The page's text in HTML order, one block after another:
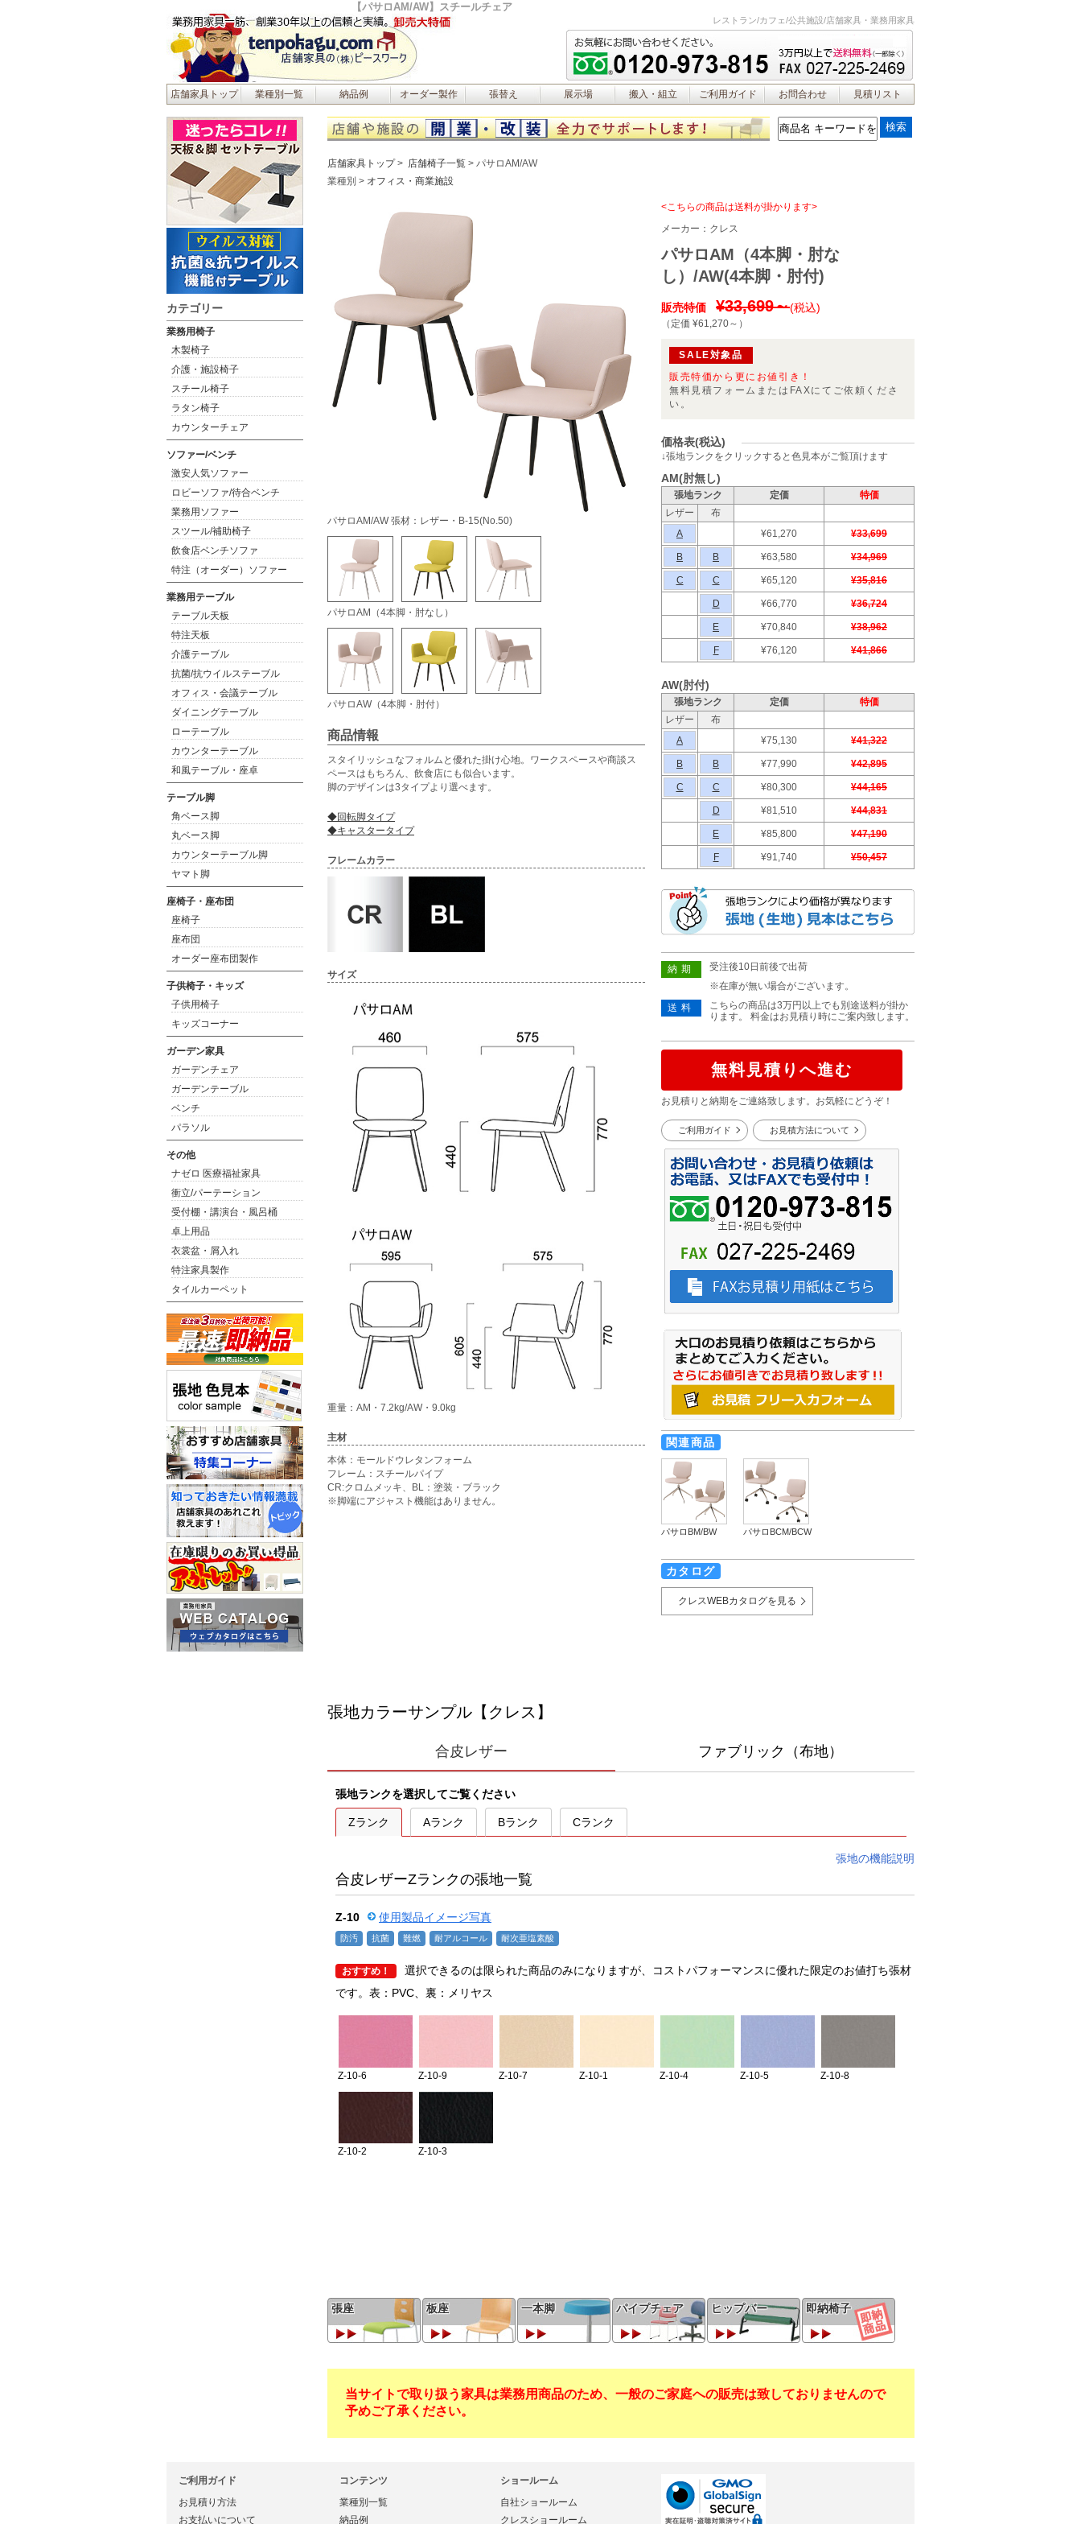
【パサロAM/AW】スチールチェア
レストラン/カフェ/公共施設/店舗家具・業務用家具
店舗家具トップ 業種別一覧 納品例 オーダー製作 張替え 展示場 搬入・組立 ご利用ガイド お問合わせ 見積リスト
店舗家具トップ 店舗椅子一覧
パサロAM/AW
業種別
オフィス・商業施設
パサロAM/AW 張材：レザー・B-15(No.50)
パサロAM（4本脚・肘なし）
パサロAW（4本脚・肘付）
商品情報
スタイリッシュなフォルムと優れた掛け心地。ワークスペースや商談ス
ペースはもちろん、飲食店にも似合います。
脚のデザインは3タイプより選べます。
◆回転脚タイプ
◆キャスタータイプ
フレームカラー
サイズ
重量：AM・7.2kg/AW・9.0kg
主材
本体：モールドウレタンフォーム
フレーム：スチールパイプ
CR:クロムメッキ、BL：塗装・ブラック
※脚端にアジャスト機能はありません。
<こちらの商品は送料が掛かります>
メーカー： クレス
パサロAM（4本脚・肘な
し）/AW(4本脚・肘付)
販売特価 ¥33,699～(税込)
（定価 ¥61,270～ ）
SALE対象品
販売特価から更にお値引き！
無料見積フォームまたはFAXにてご依頼くださ
い。
価格表(税込)
↓張地ランクをクリックすると色見本がご覧頂けます
AM(肘無し)
張地ランク 定価
特価
レザー
布
A
¥61,270 ¥33,699
B B ¥63,580 ¥34,969
C C ¥65,120 ¥35,816
D ¥66,770 ¥36,724
E ¥70,840 ¥38,962
F ¥76,120 ¥41,866
AW(肘付)
張地ランク 定価
特価
レザー
布
A
¥75,130 ¥41,322
B B ¥77,990 ¥42,895
C C ¥80,300 ¥44,165
D ¥81,510 ¥44,831
E ¥85,800 ¥47,190
F ¥91,740 ¥50,457
納期
受注後10日前後で出荷
※在庫が無い場合がございます。
送料
こちらの商品は3万円以上でも別途送料が掛か
ります。 料金はお見積り時にご案内致します。
無料見積りへ進む
お見積りと納期をご連絡致します。お気軽にどうぞ！
ご利用ガイド お見積方法について
関連商品
パサロBM/BW パサロBCM/BCW
カタログ
クレスWEBカタログを見る
張座 板座 一本脚 パイプチェア ヒップバー 即納椅子
当サイトで取り扱う家具は業務用商品のため、一般のご家庭への販売は致しておりませんので
予めご了承ください。
カテゴリー
業務用椅子
木製椅子
介護・施設椅子
スチール椅子
ラタン椅子
カウンターチェア
ソファー/ベンチ
激安人気ソファー
ロビーソファ/待合ベンチ
業務用ソファー
スツール/補助椅子
飲食店ベンチソファ
特注（オーダー）ソファー
業務用テーブル
テーブル天板
特注天板
介護テーブル
抗菌/抗ウイルステーブル
オフィス・会議テーブル
ダイニングテーブル
ローテーブル
カウンターテーブル
和風テーブル・座卓
テーブル脚
角ベース脚
丸ベース脚
カウンターテーブル脚
ヤマト脚
座椅子・座布団
座椅子
座布団
オーダー座布団製作
子供椅子・キッズ
子供用椅子
キッズコーナー
ガーデン家具
ガーデンチェア
ガーデンテーブル
ベンチ
パラソル
その他
ナゼロ 医療福祉家具
衝立/パーテーション
受付棚・講演台・風呂桶
卓上用品
衣裳盆・屑入れ
特注家具製作
タイルカーペット
ご利用ガイド
お見積り方法
お支払いについて
コンテンツ
業種別一覧
納品例
ショールーム
自社ショールーム
クレスショールーム